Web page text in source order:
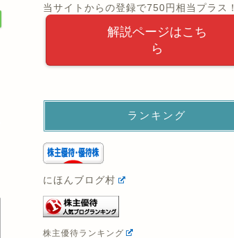
当サイトからの登録で750円相当プラス！
解説ページはこち
ら
ランキング
にほんブログ村
株主優待ランキング